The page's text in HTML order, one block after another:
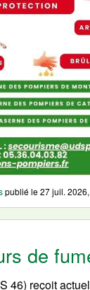
publié le27 juil.
de
46) reçoit